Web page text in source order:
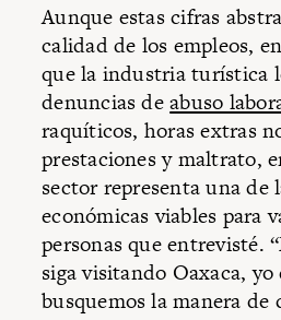
Aunque estas cifras
calidad de los empleos,
que la industria turística
denuncias deabuso
raquíticos, horas extras
prestaciones y maltrato,
sector representa una de
económicas viables para
personas que entrevisté.
siga visitando Oaxaca, yo
busquemos la manera de